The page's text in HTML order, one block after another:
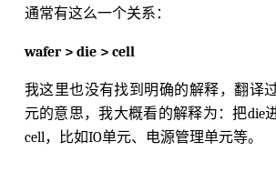
通常有这么一个关系：
wafer > die > cell
我这里也没有找到明确的解释，翻译
元的意思，我大概看的解释为：把die
cell，比如IO单元、电源管理单元等。